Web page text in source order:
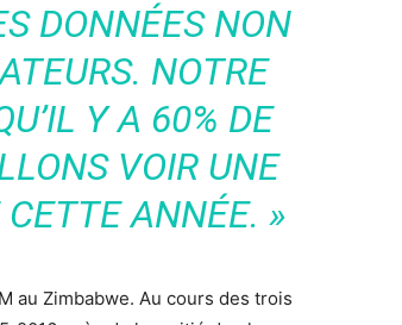
DONNÉES NON
NOTRE
Y A 60% DE
VOIR UNE
ANNÉE. »
au Zimbabwe. Au cours des trois